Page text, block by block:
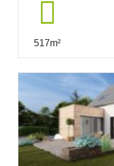
517m²